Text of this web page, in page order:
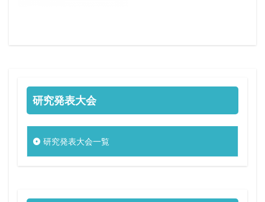
研究発表大会
研究発表大会一覧